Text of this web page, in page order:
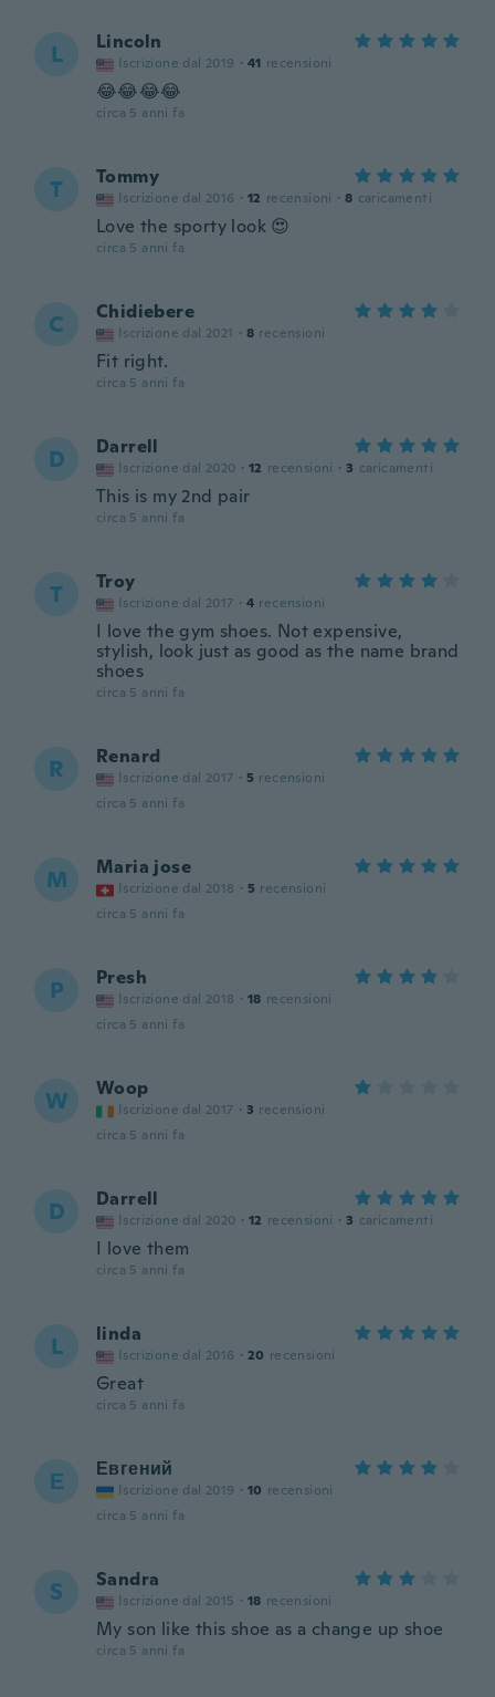
L Lincoln
Iscrizione dal 2019 · 41 recensioni
😂😂😂😂
circa 5 anni fa
T Tommy
Iscrizione dal 2016 · 12 recensioni · 8 caricamenti
Love the sporty look 😍
circa 5 anni fa
C Chidiebere
Iscrizione dal 2021 · 8 recensioni
Fit right.
circa 5 anni fa
D Darrell
Iscrizione dal 2020 · 12 recensioni · 3 caricamenti
This is my 2nd pair
circa 5 anni fa
T Troy
Iscrizione dal 2017 · 4 recensioni
I love the gym shoes. Not expensive,
stylish, look just as good as the name brand
shoes
circa 5 anni fa
R Renard
Iscrizione dal 2017 · 5 recensioni
circa 5 anni fa
M Maria jose
Iscrizione dal 2018 · 5 recensioni
circa 5 anni fa
P Presh
Iscrizione dal 2018 · 18 recensioni
circa 5 anni fa
W Woop
Iscrizione dal 2017 · 3 recensioni
circa 5 anni fa
D Darrell
Iscrizione dal 2020 · 12 recensioni · 3 caricamenti
I love them
circa 5 anni fa
L linda
Iscrizione dal 2016 · 20 recensioni
Great
circa 5 anni fa
Е Евгений
Iscrizione dal 2019 · 10 recensioni
circa 5 anni fa
S Sandra
Iscrizione dal 2015 · 18 recensioni
My son like this shoe as a change up shoe
circa 5 anni fa